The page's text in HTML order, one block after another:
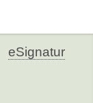
eSignatur